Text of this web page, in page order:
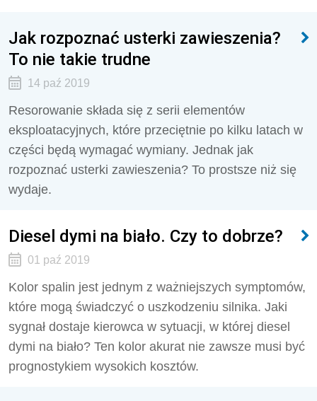
Jak rozpoznać usterki zawieszenia?
To nie takie trudne
14 paź 2019
Resorowanie składa się z serii elementów
eksploatacyjnych, które przeciętnie po kilku latach w
części będą wymagać wymiany. Jednak jak
rozpoznać usterki zawieszenia? To prostsze niż się
wydaje.
Diesel dymi na biało. Czy to dobrze?
01 paź 2019
Kolor spalin jest jednym z ważniejszych symptomów,
które mogą świadczyć o uszkodzeniu silnika. Jaki
sygnał dostaje kierowca w sytuacji, w której diesel
dymi na biało? Ten kolor akurat nie zawsze musi być
prognostykiem wysokich kosztów.